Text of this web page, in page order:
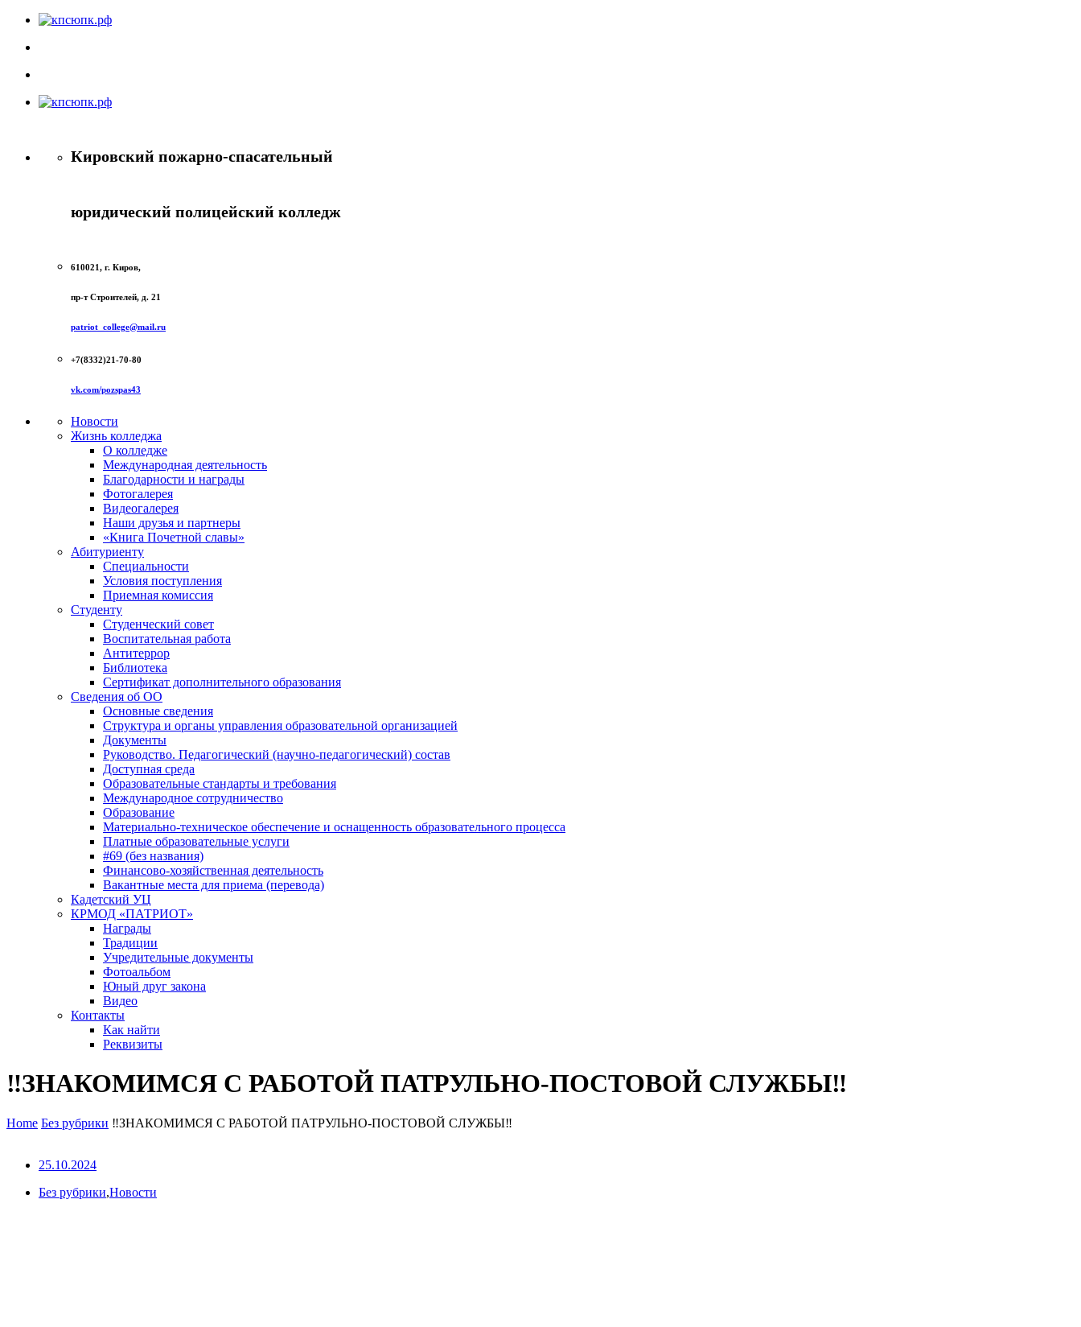
Кировский пожарно-спасательный
юридический полицейский колледж
610021, г. Киров,
пр-т Строителей, д. 21
patriot_college@mail.ru
+7(8332)21-70-80
vk.com/pozspas43
Новости
Жизнь колледжа
О колледже
Международная деятельность
Благодарности и награды
Фотогалерея
Видеогалерея
Наши друзья и партнеры
«Книга Почетной славы»
Абитуриенту
Специальности
Условия поступления
Приемная комиссия
Студенту
Студенческий совет
Воспитательная работа
Антитеррор
Библиотека
Сертификат дополнительного образования
Сведения об ОО
Основные сведения
Структура и органы управления образовательной организацией
Документы
Руководство. Педагогический (научно-педагогический) состав
Доступная среда
Образовательные стандарты и требования
Международное сотрудничество
Образование
Материально-техническое обеспечение и оснащенность образовательного процесса
Платные образовательные услуги
#69 (без названия)
Финансово-хозяйственная деятельность
Вакантные места для приема (перевода)
Кадетский УЦ
КРМОД «ПАТРИОТ»
Награды
Традиции
Учредительные документы
Фотоальбом
Юный друг закона
Видео
Контакты
Как найти
Реквизиты
‼ЗНАКОМИМСЯ С РАБОТОЙ ПАТРУЛЬНО-ПОСТОВОЙ СЛУЖБЫ‼
Home Без рубрики ‼ЗНАКОМИМСЯ С РАБОТОЙ ПАТРУЛЬНО-ПОСТОВОЙ СЛУЖБЫ‼
25.10.2024
Без рубрики,Новости